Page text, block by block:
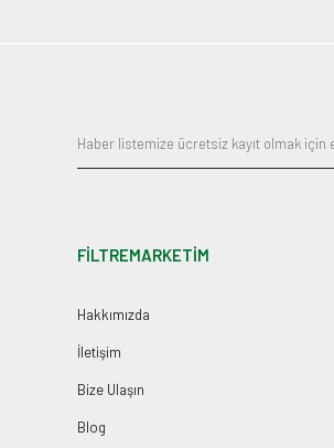
FİLTREMARKETİM
Hakkımızda
İletişim
Bize Ulaşın
Blog